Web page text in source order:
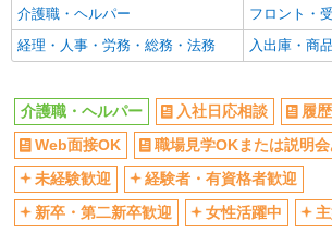
介護職・ヘルパー
フロント・
経理・人事・労務・総務・法務
入出庫・商
介護職・ヘルパー 入社日応相談
履
Web面接OK
職場見学OKまたは説明会
未経験歓迎
経験者・有資格者歓迎
新卒・第二新卒歓迎
女性活躍中